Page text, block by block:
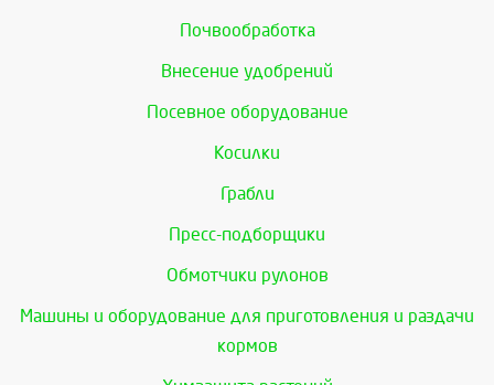
Почвообработка
Внесение удобрений
Посевное оборудование
Косилки
Грабли
Пресс-подборщики
Обмотчики рулонов
Машины и оборудование для приготовления и раздачи
кормов